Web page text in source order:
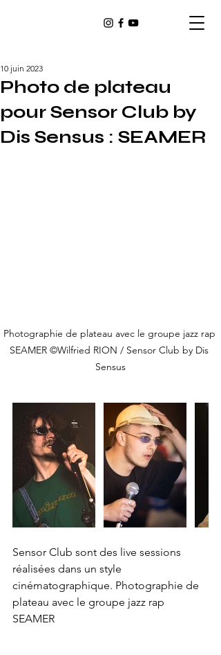
Photo de plateau
pour Sensor Club by
Dis Sensus : SEAMER
10 juin 2023
Photographie de plateau avec le groupe jazz rap
SEAMER ©Wilfried RION / Sensor Club by Dis
Sensus
Sensor Club sont des live sessions
réalisées dans un style
cinématographique. Photographie de
plateau avec le groupe jazz rap
SEAMER